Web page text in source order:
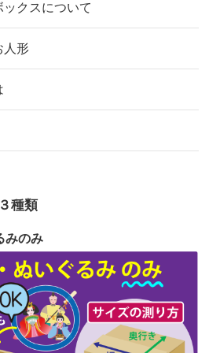
親が孫（私の子供）の初節
ね
お道具も含め一式で引き取っ
ネット検索でホームページを
令和6年8月1日(木)
令和6年6月21日(金)
令和6年3月22日(金)
令和5年11月09日(木)
令和5年9月21日(木)
令和5年8月1日(火)
令和5年6月21日(水)
令和5年5月19日(金)
クスについて
人形
種類
みのみ